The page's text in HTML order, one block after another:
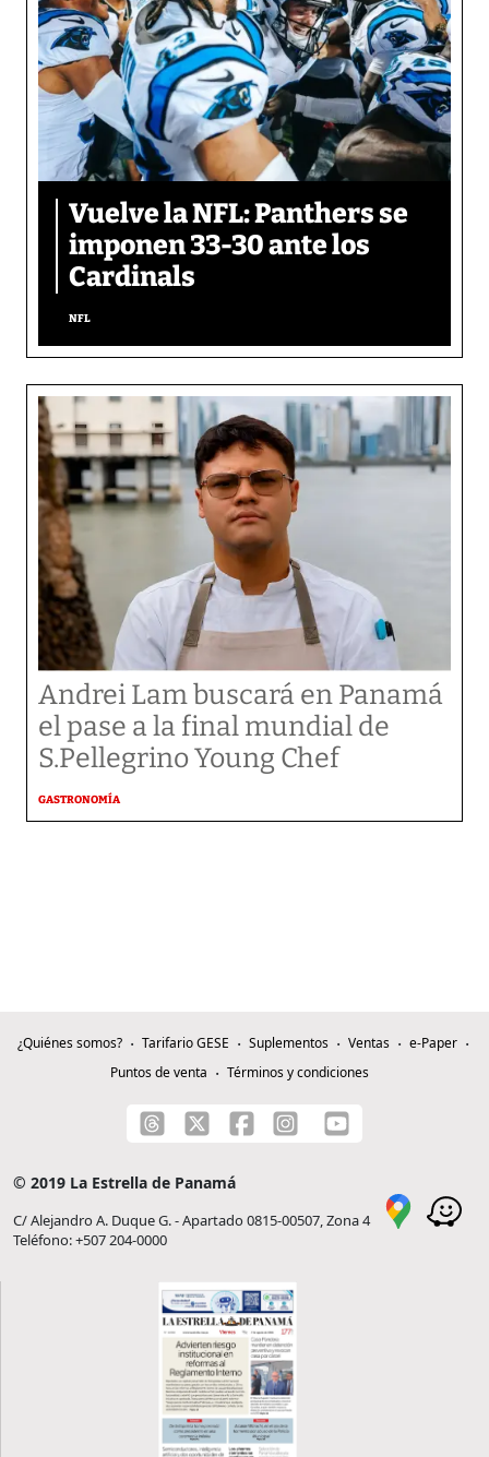
Vuelve la NFL: Panthers se
imponen 33-30 ante los
Cardinals
NFL
Andrei Lam buscará en Panamá
el pase a la final mundial de
S.Pellegrino Young Chef
GASTRONOMÍA
¿Quiénes somos? Tarifario GESE Suplementos Ventas
e-Paper
Puntos de venta
Términos y condiciones
© 2019 La Estrella de Panamá
C/ Alejandro A. Duque G. - Apartado 0815-00507, Zona 4
Teléfono: +507 204-0000